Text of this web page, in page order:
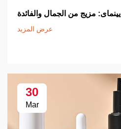
يينماى: مزيج من الجمال والفائدة
عرض المزيد
30
Mar